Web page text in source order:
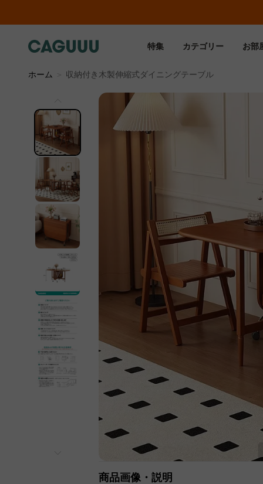
特集 カテゴリー お部
ホーム 収納付き木製伸縮式ダイニングテーブル
商品画像・説明